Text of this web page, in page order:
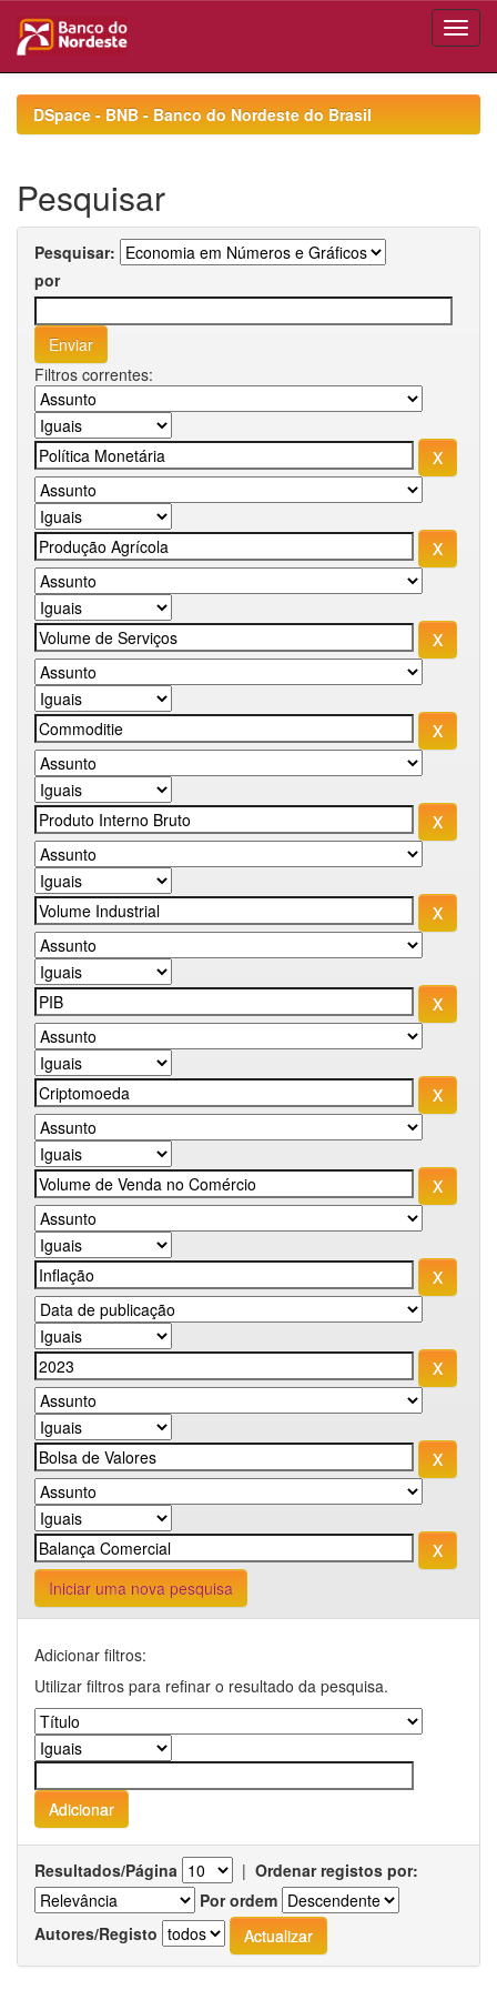
navigationDSpace - BNB - Banco do Nordeste do Brasil
Pesquisar
Pesquisar:
por
Filtros correntes:
Iniciar uma nova pesquisa
Adicionar filtros:
Utilizar filtros para refinar o resultado da pesquisa.
Resultados/Página | Ordenar registos por:
Por ordem
Autores/Registo